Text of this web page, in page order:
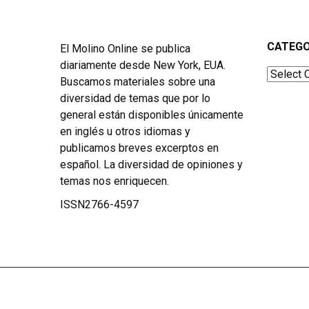
El Molino Online se publica
diariamente desde New York, EUA.
Buscamos materiales sobre una
diversidad de temas que por lo
general están disponibles únicamente
en inglés u otros idiomas y
publicamos breves excerptos en
español. La diversidad de opiniones y
temas nos enriquecen.
ISSN2766-4597